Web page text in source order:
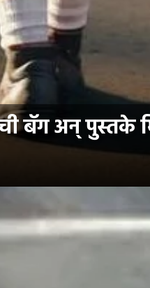
बॅग अन् पुस्तके